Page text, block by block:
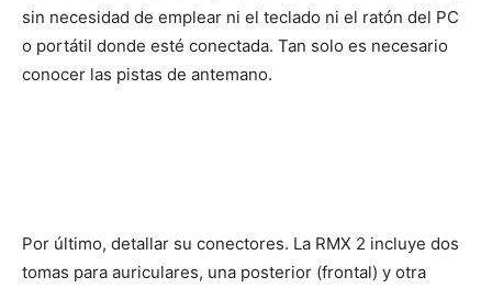
sin necesidad de emplear ni el teclado ni el ratón del PC
o portátil donde esté conectada. Tan solo es necesario
conocer las pistas de antemano.
Por último, detallar su conectores. La RMX 2 incluye dos
tomas para auriculares, una posterior (frontal) y otra